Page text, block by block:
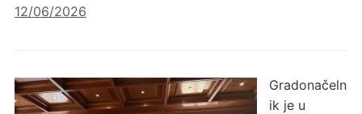
12/06/2026
Gradonačeln
ik je u